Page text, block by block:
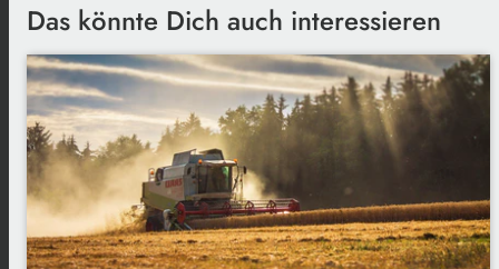
Das könnte Dich auch interessieren